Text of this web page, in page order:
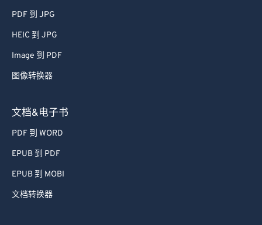
PDF 到 JPG
HEIC 到 JPG
Image 到 PDF
图像转换器
文档&电子书
PDF 到 WORD
EPUB 到 PDF
EPUB 到 MOBI
文档转换器